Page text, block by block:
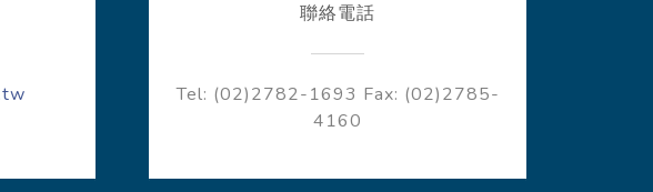
聯絡電話
Tel: (02)2782-1693 Fax: (02)2785-
4160